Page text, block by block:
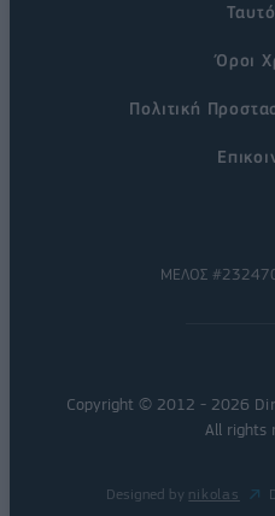
Όροι
Πολιτική
ΜΕΛΟΣ
Copyright © 2012 - 2026
All rights
Designed by nikolas